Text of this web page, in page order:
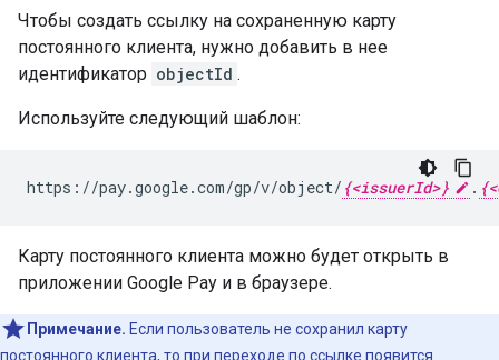
Чтобы создать ссылку на сохраненную карту
постоянного клиента, нужно добавить в нее
идентификатор objectId .
Используйте следующий шаблон:
https://pay.google.com/gp/v/object/ {<issuerId>} .
Карту постоянного клиента можно будет открыть в
приложении Google Pay и в браузере.
Примечание. Если пользователь не сохранил карту
постоянного клиента, то при переходе по ссылке появится